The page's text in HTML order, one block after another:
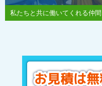
私たちと共に働いてくれる仲